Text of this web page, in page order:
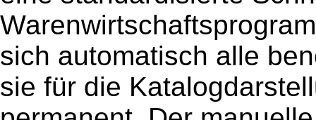
sich automatisch alle
sie für die